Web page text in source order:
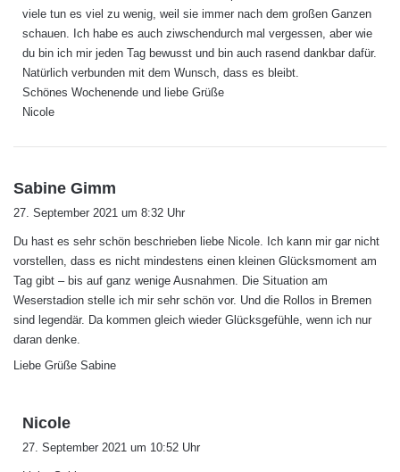
viele tun es viel zu wenig, weil sie immer nach dem großen Ganzen
schauen. Ich habe es auch ziwschendurch mal vergessen, aber wie
du bin ich mir jeden Tag bewusst und bin auch rasend dankbar dafür.
Natürlich verbunden mit dem Wunsch, dass es bleibt.
Schönes Wochenende und liebe Grüße
Nicole
Sabine Gimm
t
:
27. September 2021 um 8:32 Uhr
Du hast es sehr schön beschrieben liebe Nicole. Ich kann mir gar nicht
vorstellen, dass es nicht mindestens einen kleinen Glücksmoment am
Tag gibt – bis auf ganz wenige Ausnahmen. Die Situation am
Weserstadion stelle ich mir sehr schön vor. Und die Rollos in Bremen
sind legendär. Da kommen gleich wieder Glücksgefühle, wenn ich nur
daran denke.
Liebe Grüße Sabine
Nicole
27. September 2021 um 10:52 Uhr